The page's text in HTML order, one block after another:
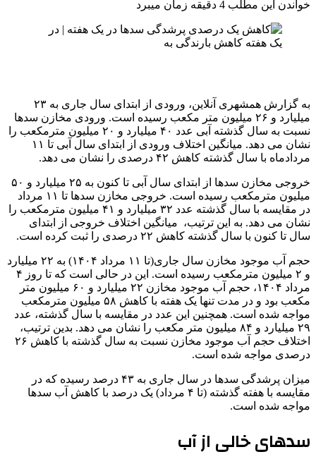
خواندن این مطلب 4 دقیقه زمان میبرد
به گزارش همشهری آنلاین، ورودی از ابتدای سال جاری به ۲۳
میلیارد و ۲۶ میلیون متر مکعب رسیده است. ورودی مخازن سدها
نسبت به سال گذشته آبی عدد ۴۰ میلیارد و ۲۰ میلیون مترمکعب را
نشان می دهد. میانگین اختلاف ورودی از ابتدای سال آبی تا ۱۱
مردادماه با سال گذشته کاهش ۴۲ درصدی را نشان می دهد.
خروجی مخازن سدها از ابتدای سال آبی تا کنون به ۲۵ میلیارد و ۵۰
میلیون مترمکعب رسیده است. خروجی مخازن سدها تا ۱۱ مرداد
در مقایسه با سال گذشته عدد ۳۲ میلیارد و ۴۱ میلیون مترمکعب را
نشان می دهد. به این ترتیب، ‌ میانگین اختلاف خروجی از ابتدای
سال تا کنون با سال گذشته کاهش ۲۲ درصدی را ثبت کرده است.
حجم آب موجود مخازن سال جاری(تا ۱۱ مرداد ۱۴۰۴) به ۲۲ میلیارد
و ۲ میلیون مترمکعب رسیده است. این در حالی است که تا روز ۴
مرداد ۱۴۰۴، حجم آب موجود مخازن ۲۲ میلیارد و ۶۰ میلیون متر
مکعب بود و در مدت تنها یک هفته با کاهش ۵۸ میلیون مترمکعب
مواجه شده است. همچنین این عدد در مقایسه با سال گذشته، عدد
۲۹ میلیارد و ۸۴ میلیون متر مکعب را نشان می دهد. بدین ترتیب،
اختلاف حجم آب موجود مخازن نسبت به سال گذشته با کاهش ۲۶
درصدی مواجه شده است.
میزان پرشدگی سدها در سال جاری به ۴۳ درصد رسیده که در
مقایسه با هفته گذشته (تا ۴ مرداد) یک درصد با کاهش آب سدها
مواجه شده است.
سدهای خالی از آب